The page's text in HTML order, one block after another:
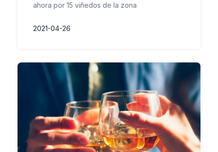
ahora por 15 viñedos de la zona
2021-04-26